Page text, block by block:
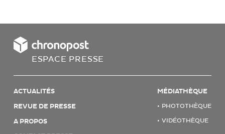
ESPACE PRESSE
ACTUALITÉS
REVUE DE PRESSE
A PROPOS
MÉDIATHÈQUE
PHOTOTHÈQUE
VIDÉOTHÈQUE